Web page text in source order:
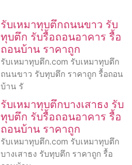
รับเหมาทุบตึกถนนขาว รับ
ทุบตึก รับรื้อถอนอาคาร รื้อ
ถอนบ้าน ราคาถูก
รับเหมาทุบตึก.com รับเหมาทุบตึก
ถนนขาว รับทุบตึก ราคาถูก รื้อถอน
บ้าน รั
รับเหมาทุบตึกบางเสาธง รับ
ทุบตึก รับรื้อถอนอาคาร รื้อ
ถอนบ้าน ราคาถูก
รับเหมาทุบตึก.com รับเหมาทุบตึก
บางเสาธง รับทุบตึก ราคาถูก รื้อ